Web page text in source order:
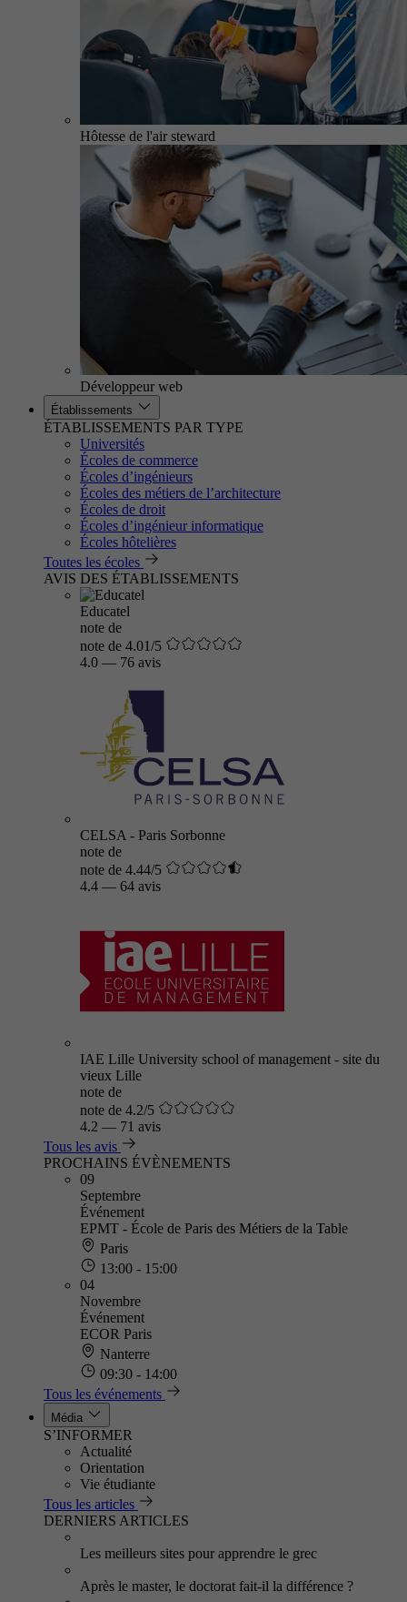
Hôtesse de l'air steward
Développeur web
Établissements
ÉTABLISSEMENTS PAR TYPE
Universités
Écoles de commerce
Écoles d’ingénieurs
Écoles des métiers de l’architecture
Écoles de droit
Écoles d’ingénieur informatique
Écoles hôtelières
Toutes les écoles
AVIS DES ÉTABLISSEMENTS
Educatel
note de
note de 4.01/5
4.0 — 76 avis
CELSA - Paris Sorbonne
note de
note de 4.44/5
4.4 — 64 avis
IAE Lille University school of management - site du
vieux Lille
note de
note de 4.2/5
4.2 — 71 avis
Tous les avis
PROCHAINS ÉVÈNEMENTS
09
Septembre
Événement
EPMT - École de Paris des Métiers de la Table
Paris
13:00 - 15:00
04
Novembre
Événement
ECOR Paris
Nanterre
09:30 - 14:00
Tous les événements
Média
S’INFORMER
Actualité
Orientation
Vie étudiante
Tous les articles
DERNIERS ARTICLES
Les meilleurs sites pour apprendre le grec
Après le master, le doctorat fait-il la différence ?